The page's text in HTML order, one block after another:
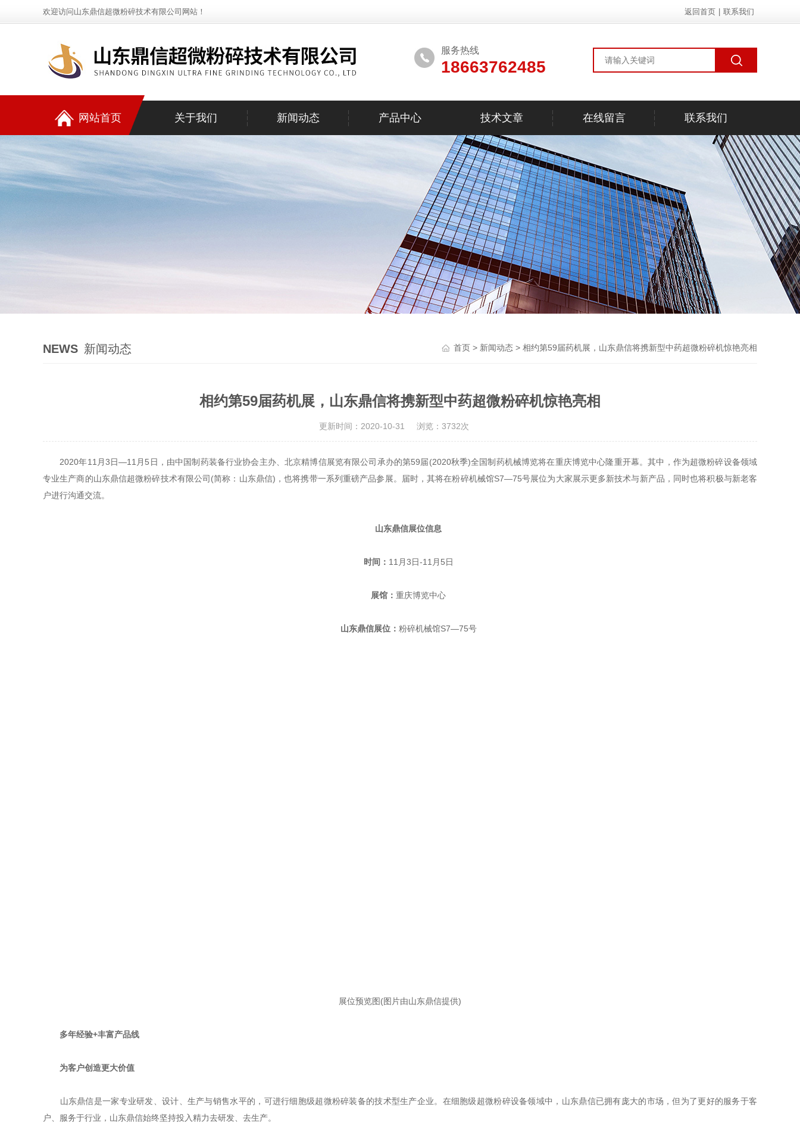
欢迎访问山东鼎信超微粉碎技术有限公司网站！ 返回首页 联系我们
服务热线
18663762485
网站首页 关于我们 新闻动态 产品中心 技术文章 在线留言 联系我们
NEWS 新闻动态 首页 > 新闻动态 > 相约第59届药机展，山东鼎信将携新型中药超微粉碎机惊艳亮相
相约第59届药机展，山东鼎信将携新型中药超微粉碎机惊艳亮相
更新时间：2020-10-31 浏览：3732次
2020年11月3日—11月5日，由中国制药装备行业协会主办、北京精博信展览有限公司承办的第59届(2020秋季)全国制药机械博览将在重庆博览中心隆重开幕。其中，作为超微粉碎设备领域
专业生产商的山东鼎信超微粉碎技术有限公司(简称：山东鼎信)，也将携带一系列重磅产品参展。届时，其将在粉碎机械馆S7—75号展位为大家展示更多新技术与新产品，同时也将积极与新老客
户进行沟通交流。
山东鼎信展位信息
时间： 11月3日-11月5日
展馆： 重庆博览中心
山东鼎信展位： 粉碎机械馆S7—75号
展位预览图(图片由山东鼎信提供)
多年经验+丰富产品线
为客户创造更大价值
山东鼎信是一家专业研发、设计、生产与销售水平的，可进行细胞级超微粉碎装备的技术型生产企业。在细胞级超微粉碎设备领域中，山东鼎信已拥有庞大的市场，但为了更好的服务于客
户、服务于行业，山东鼎信始终坚持投入精力去研发、去生产。